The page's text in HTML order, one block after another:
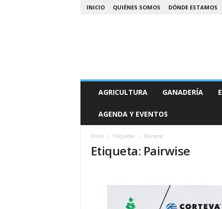
INICIO QUIÉNES SOMOS DÓNDE ESTAMOS
N
AGRICULTURA GANADERÍA
AGENDA Y EVENTOS
Inicio Etiquetas Pairwise
Etiqueta: Pairwise